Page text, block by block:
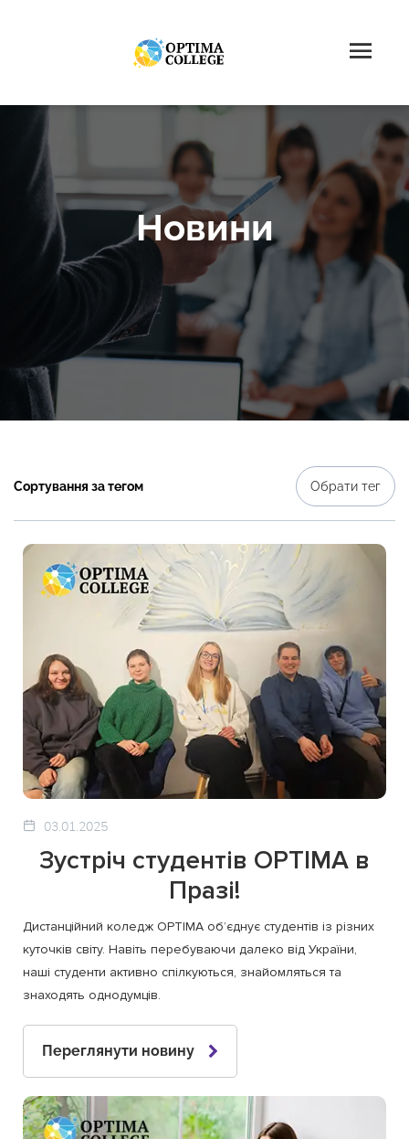
Новини
Сортування за тегом Обрати тег
03.01.2025
Зустріч студентів OPTIMA в
Празі!
Дистанційний коледж OPTIMA об’єднує студентів із різних
куточків світу. Навіть перебуваючи далеко від України,
наші студенти активно спілкуються, знайомляться та
знаходять однодумців.
Переглянути новину